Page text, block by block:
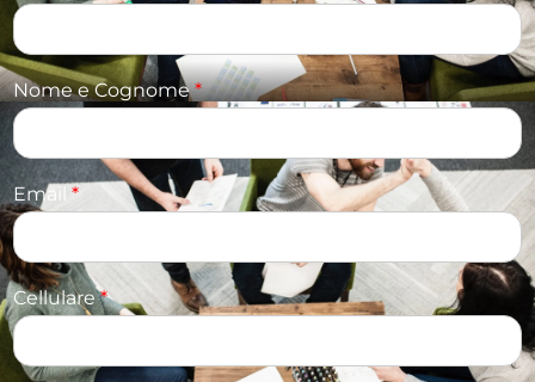
Nome e Cognome*
Email *
Cellulare*